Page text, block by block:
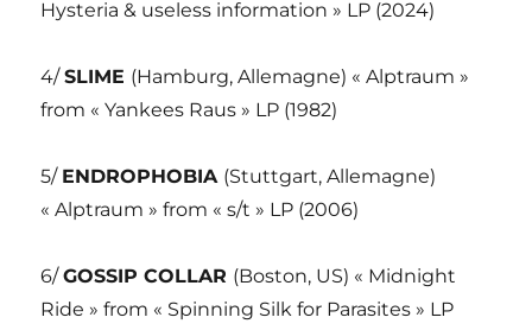
Hysteria & useless information » LP (2024)
4/SLIME (Hamburg, Allemagne) « Alptraum »
from « Yankees Raus » LP (1982)
5/ ENDROPHOBIA (Stuttgart, Allemagne)
« Alptraum » from « s/t » LP (2006)
6/GOSSIP COLLAR (Boston, US) « Midnight
Ride » from « Spinning Silk for Parasites » LP